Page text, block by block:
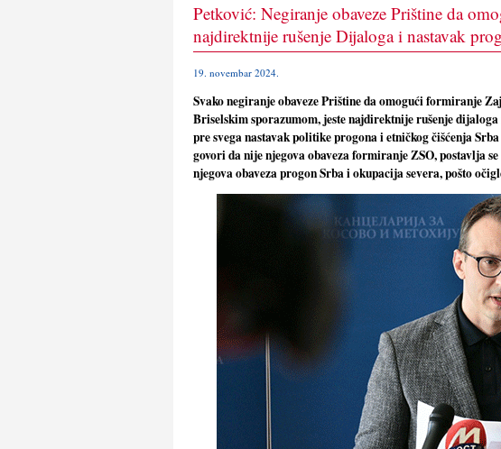
Petković: Negiranje obaveze Prištine da
najdirektnije rušenje Dijaloga i nastavak
19. novembar 2024.
Svako negiranje obaveze Prištine da omogući formiranje
Briselskim sporazumom, jeste najdirektnije rušenje
pre svega nastavak politike progona i etničkog čišćenja
govori da nije njegova obaveza formiranje ZSO, postavlja
njegova obaveza progon Srba i okupacija severa, pošto